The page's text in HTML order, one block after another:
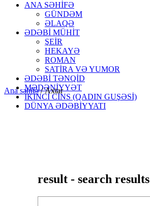
ANA SƏHİFƏ
GÜNDƏM
ƏLAQƏ
ƏDƏBİ MÜHİT
ŞEİR
HEKAYƏ
ROMAN
SATİRA VƏ YUMOR
ƏDƏBİ TƏNQİD
MƏDƏNİYYƏT
İKİNCİ CİNS (QADIN GUŞƏSİ)
DÜNYA ƏDƏBİYYATI
Ana səhifə/Axtar
result - search results